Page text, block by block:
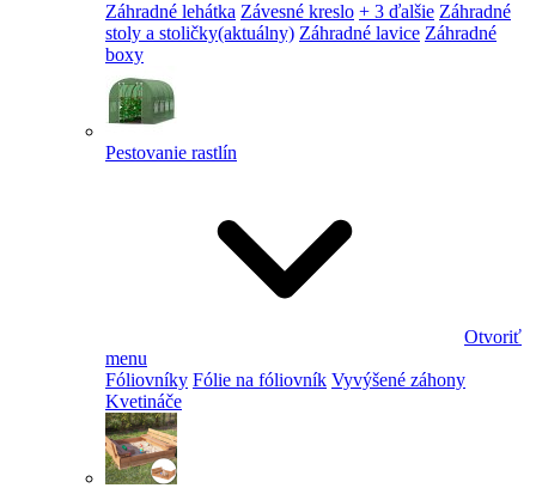
Záhradné lehátka Závesné kreslo + 3 ďalšie Záhradné
stoly a stoličky(aktuálny) Záhradné lavice Záhradné
boxy
Pestovanie rastlín
Otvoriť
menu
Fóliovníky Fólie na fóliovník Vyvýšené záhony
Kvetináče